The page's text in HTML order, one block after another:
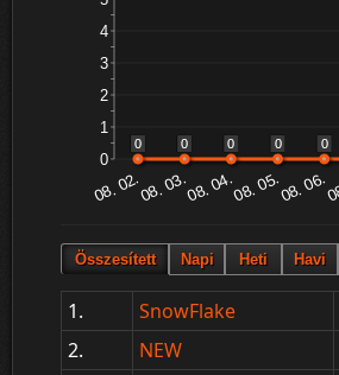
1. SnowFlake
2.
NEW